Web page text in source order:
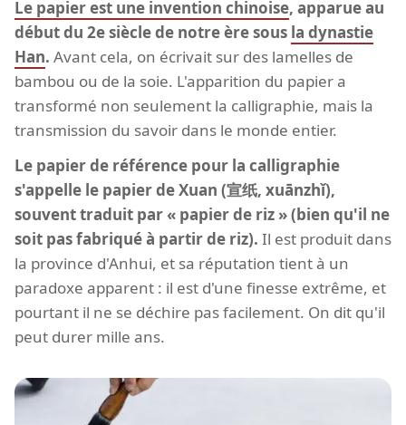
Le papier est une invention chinoise, apparue au
début du 2e siècle de notre ère sous la dynastie
Han. Avant cela, on écrivait sur des lamelles de
bambou ou de la soie. L'apparition du papier a
transformé non seulement la calligraphie, mais la
transmission du savoir dans le monde entier.
Le papier de référence pour la calligraphie
s'appelle le papier de Xuan (宣纸, xuānzhǐ),
souvent traduit par « papier de riz » (bien qu'il ne
soit pas fabriqué à partir de riz). Il est produit dans
la province d'Anhui, et sa réputation tient à un
paradoxe apparent : il est d'une finesse extrême, et
pourtant il ne se déchire pas facilement. On dit qu'il
peut durer mille ans.